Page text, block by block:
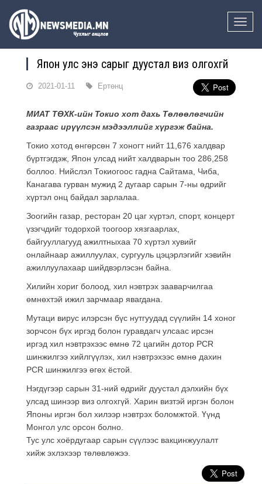
Toggle
Япон улс энэ сарыг дуустал виз олгохгүй
2021-01-11 Ертөнц
МИАТ ТӨХК-ийн Токио хот дахь Төлөөлөгчийн
газраас ирүүлсэн мэдээллийг хүргэж байна.
Токио хотод өнгөрсөн 7 хоногт нийт 11,676 халдвар
бүртгэгдэж, Япон улсад нийт халдварын тоо 286,258
боллоо. Нийслэл Токиогоос гадна Сайтама, Чиба,
Канагава гурван мужид 2 дугаар сарын 7-ны өдрийг
хүртэл онц байдал зарлалаа.
Зоогийн газар, ресторан 20 цаг хүртэл, спорт, концерт
үзэгчдийг тодорхой тоогоор хязгаарлах,
байгууллагууд ажилтныхаа 70 хүртэл хувийг
онлайнаар ажиллуулах, сургууль цэцэрлэгийг хэвийн
ажиллуулахаар шийдвэрлэсэн байна.
Хилийн хориг болоод, хил нэвтрэх зааварчилгаа
өмнөхтэй ижил зарчмаар явагдана.
Мутаци вирус илэрсэн бүс нутгуудад сүүлийн 14 хоног
зорчсон бүх иргэд болон гуравдагч улсаас ирсэн
иргэд хил нэвтрэхээс өмнө 72 цагийн дотор PCR
шинжилгээ хийлгүүлэх, хил нэвтрэхээс өмнө дахин
PCR шинжилгээ өгөх ёстой.
Нэгдүгээр сарын 31-ний өдрийг дуустал дэлхийн бүх
улсад шинээр виз олгохгүй. Харин визтэй иргэн болон
Японы иргэн бол хилээр нэвтрэх боломжтой. Үүнд
Монгол улс орсон болно.
Тус улс хоёрдугаар сарын сүүлээс вакцинжуулалт
хийж эхлэхээр төлөвлөжээ.